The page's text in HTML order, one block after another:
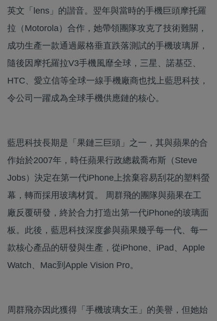
英文「lens」的諧音。翌年與當時的手機巨頭摩托羅
拉（Motorola）合作，她帶領團隊攻克了技術難關，
成功生產一款通過嚴格垂直跌落測試的手機玻璃屏，
隨後因摩托羅拉V3手機風靡全球，三星、諾基亞、
HTC、愛立信等全球一線手機廠商也找上藍思科技，
令公司一躍成為全球手機供應鏈的核心。
藍思科技長期是「果鏈三巨頭」之一，其與蘋果的合
作始於2007年，時任蘋果行政總裁喬布斯（Steve
Jobs）決定在第一代iPhone上捨棄容易刮花的塑料螢
幕，轉而採用玻璃材質。 周群飛的團隊與蘋果在工
廠反覆研發，終於合力打造出第一代iPhone的玻璃面
板。此後，藍思科技深度參與蘋果幾乎每一代、每一
款核心產品的研發與生產，從iPhone、iPad、Apple
Watch、Mac到Apple Vision Pro。
周群飛亦因此獲得「手機玻璃女王」的美譽，但她始